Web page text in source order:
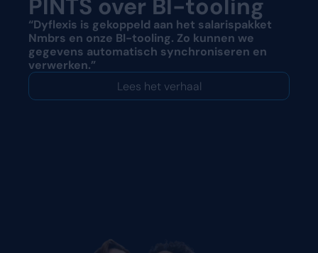
PlNTS over BI-tooling
“Dyflexis is gekoppeld aan het salarispakket
Nmbrs en onze BI-tooling. Zo kunnen we
gegevens automatisch synchroniseren en
verwerken.”
Lees het verhaal